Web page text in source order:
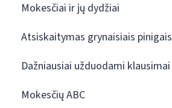
Mokesčiai ir jų dydžiai
Atsiskaitymas grynaisiais pinigais
Dažniausiai užduodami klausimai
Mokesčių ABC